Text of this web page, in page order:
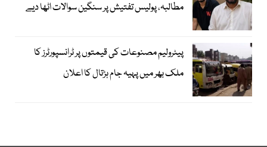
مطالبہ، پولیس تفتیش پر سنگین سوالات اٹھا دیے
پیٹرولیم مصنوعات کی قیمتوں پر ٹرانسپورٹرز کا
ملک بھر میں پہیہ جام ہڑتال کا اعلان